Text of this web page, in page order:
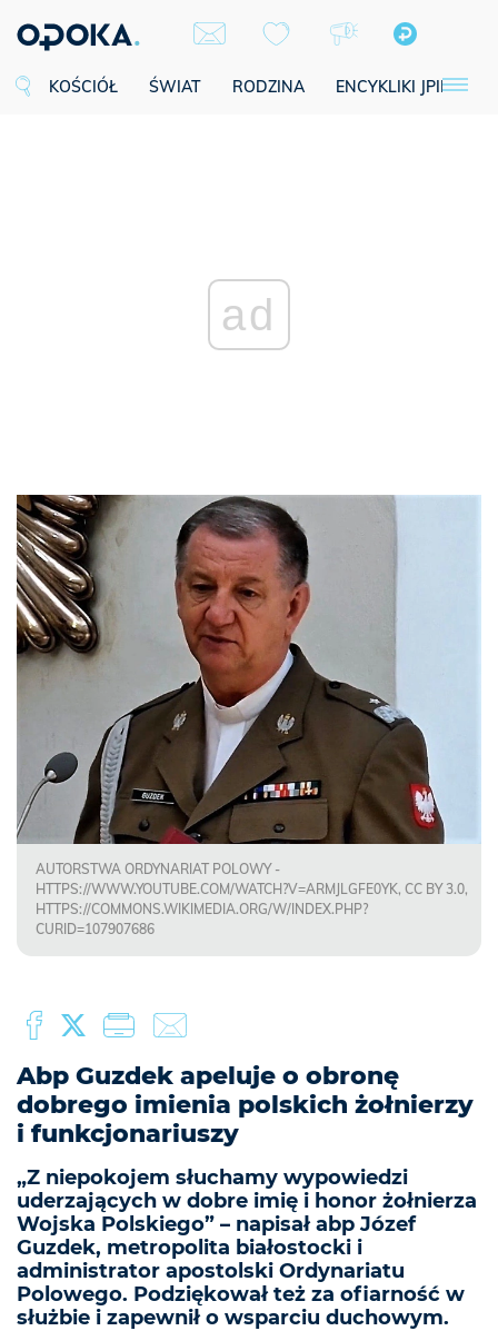
KOŚCIÓŁ ŚWIAT RODZINA ENCYKLIKI JPII
ad
AUTORSTWA ORDYNARIAT POLOWY -
HTTPS://WWW.YOUTUBE.COM/WATCH?V=ARMJLGFE0YK, CC BY 3.0,
HTTPS://COMMONS.WIKIMEDIA.ORG/W/INDEX.PHP?
CURID=107907686
Abp Guzdek apeluje o obronę
dobrego imienia polskich żołnierzy
i funkcjonariuszy
„Z niepokojem słuchamy wypowiedzi
uderzających w dobre imię i honor żołnierza
Wojska Polskiego” – napisał abp Józef
Guzdek, metropolita białostocki i
administrator apostolski Ordynariatu
Polowego. Podziękował też za ofiarność w
służbie i zapewnił o wsparciu duchowym.